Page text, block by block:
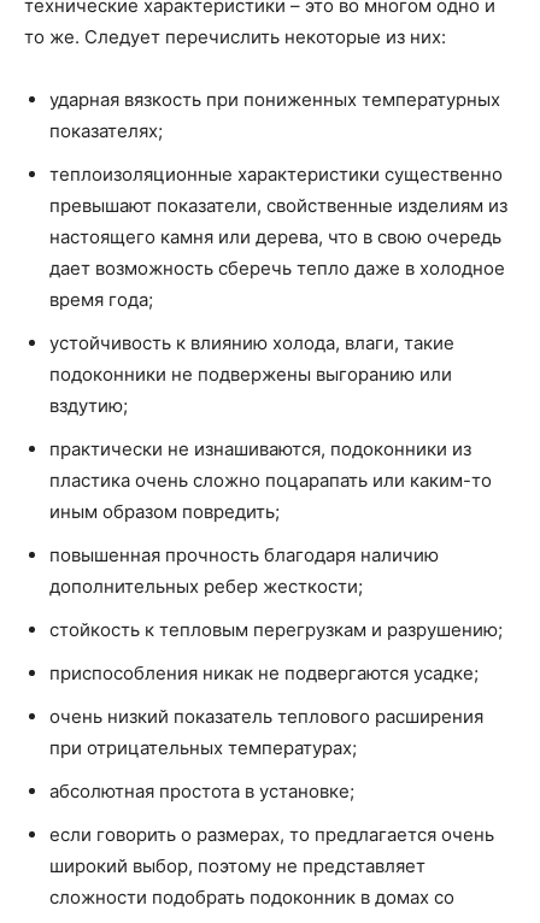
технические характеристики – это во многом одно и
то же. Следует перечислить некоторые из них:
ударная вязкость при пониженных температурных
показателях;
теплоизоляционные характеристики существенно
превышают показатели, свойственные изделиям из
настоящего камня или дерева, что в свою очередь
дает возможность сберечь тепло даже в холодное
время года;
устойчивость к влиянию холода, влаги, такие
подоконники не подвержены выгоранию или
вздутию;
практически не изнашиваются, подоконники из
пластика очень сложно поцарапать или каким-то
иным образом повредить;
повышенная прочность благодаря наличию
дополнительных ребер жесткости;
стойкость к тепловым перегрузкам и разрушению;
приспособления никак не подвергаются усадке;
очень низкий показатель теплового расширения
при отрицательных температурах;
абсолютная простота в установке;
если говорить о размерах, то предлагается очень
широкий выбор, поэтому не представляет
сложности подобрать подоконник в домах со